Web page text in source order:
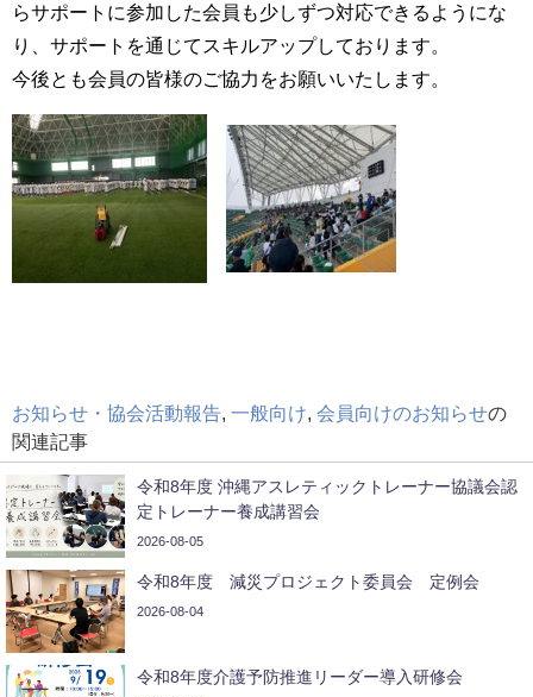
らサポートに参加した会員も少しずつ対応できるようにな
り、サポートを通じてスキルアップしております。
今後とも会員の皆様のご協力をお願いいたします。
お知らせ・協会活動報告 一般向け 会員向けのお知らせの
関連記事
令和8年度 沖縄アスレティックトレーナー協議会認
定トレーナー養成講習会
2026-08-05
令和8年度 減災プロジェクト委員会 定例会
2026-08-04
令和8年度介護予防推進リーダー導入研修会